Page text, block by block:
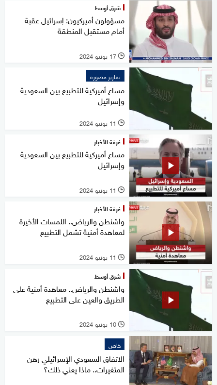
شرق أوسط
مسؤولون أميركيون: إسرائيل عقبة
أمام مستقبل المنطقة
l 17 يونيو 2024
تقارير مصورة
مساع أميركية للتطبيع بين السعودية
وإسرائيل
l 11 يونيو 2024
غرفة الأخبار
مساع أميركية للتطبيع بين السعودية
وإسرائيل
l 11 يونيو 2024
غرفة الأخبار
واشنطن والرياض.. اللمسات الأخيرة
لمعاهدة أمنية تشمل التطبيع
l 11 يونيو 2024
شرق أوسط
واشنطن والرياض.. معاهدة أمنية على
الطريق والعين على التطبيع
l 10 يونيو 2024
خاص
الاتفاق السعودي الإسرائيلي رهن
المتغيرات.. ماذا يعني ذلك؟